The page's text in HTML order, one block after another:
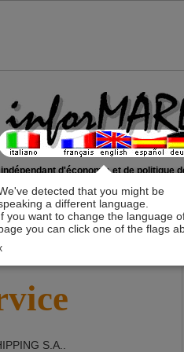
detected that you might be
a different language.
you want to change the language
you can click one of the flags
d'économie et de politique
S.A.